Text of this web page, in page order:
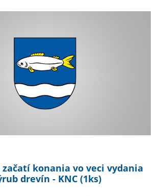
konania vo veci vydania
drevín - KNC (1ks)